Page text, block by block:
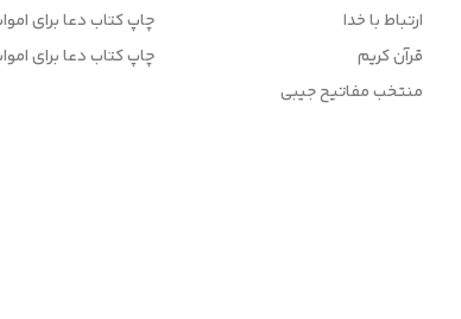
ارتباط با خدا
قرآن کریم
منتخب مفاتیح جیبی
چاپ کتاب دعا برای
چاپ کتاب دعا برای